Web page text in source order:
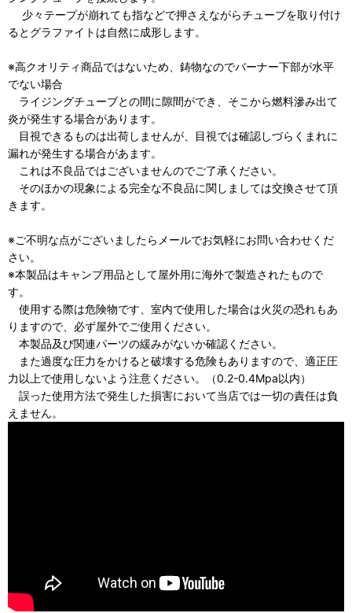
少々テープが崩れても指などで押さえながらチューブを取り付け
るとグラファイトは自然に成形します。
※高クオリティ商品ではないため、鋳物なのでバーナー下部が水平
でない場合
ライジングチューブとの間に隙間ができ、そこから燃料滲み出て
炎が発生する場合があります。
目視できるものは出荷しませんが、目視では確認しづらくまれに
漏れが発生する場合があます。
これは不良品ではございませんのでご了承ください。
そのほかの現象による完全な不良品に関しましては交換させて頂
きます。
※ご不明な点がございましたらメールでお気軽にお問い合わせくだ
さい。
※本製品はキャンプ用品として屋外用に海外で製造されたもので
す。
使用する際は危険物です、室内で使用した場合は火災の恐れもあ
りますので、必ず屋外でご使用ください。
本製品及び関連パーツの緩みがないか確認ください。
また過度な圧力をかけると破壊する危険もありますので、適正圧
力以上で使用しないよう注意ください。（0.2-0.4Mpa以内）
誤った使用方法で発生した損害において当店では一切の責任は負
えません。